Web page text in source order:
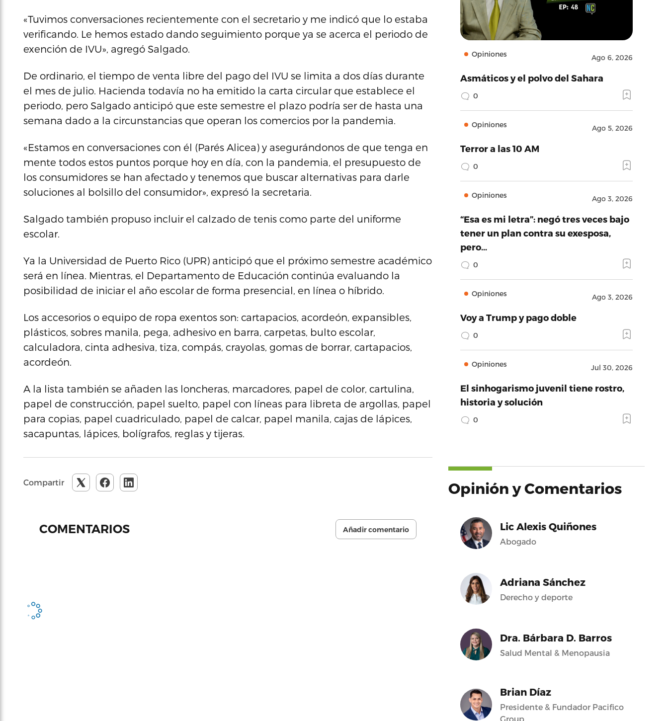
«Tuvimos conversaciones recientemente con el secretario y me indicó que lo estaba
verificando. Le hemos estado dando seguimiento porque ya se acerca el periodo de
exención de IVU», agregó Salgado.
De ordinario, el tiempo de venta libre del pago del IVU se limita a dos días durante
el mes de julio. Hacienda todavía no ha emitido la carta circular que establece el
periodo, pero Salgado anticipó que este semestre el plazo podría ser de hasta una
semana dado a la circunstancias que operan los comercios por la pandemia.
«Estamos en conversaciones con él (Parés Alicea) y asegurándonos de que tenga en
mente todos estos puntos porque hoy en día, con la pandemia, el presupuesto de
los consumidores se han afectado y tenemos que buscar alternativas para darle
soluciones al bolsillo del consumidor», expresó la secretaria.
Salgado también propuso incluir el calzado de tenis como parte del uniforme
escolar.
Ya la Universidad de Puerto Rico (UPR) anticipó que el próximo semestre académico
será en línea. Mientras, el Departamento de Educación continúa evaluando la
posibilidad de iniciar el año escolar de forma presencial, en línea o híbrido.
Los accesorios o equipo de ropa exentos son: cartapacios, acordeón, expansibles,
plásticos, sobres manila, pega, adhesivo en barra, carpetas, bulto escolar,
calculadora, cinta adhesiva, tiza, compás, crayolas, gomas de borrar, cartapacios,
acordeón.
A la lista también se añaden las loncheras, marcadores, papel de color, cartulina,
papel de construcción, papel suelto, papel con líneas para libreta de argollas, papel
para copias, papel cuadriculado, papel de calcar, papel manila, cajas de lápices,
sacapuntas, lápices, bolígrafos, reglas y tijeras.
Compartir
COMENTARIOS Añadir comentario
Opiniones Ago 6, 2026
Asmáticos y el polvo del Sahara
0
Opiniones Ago 5, 2026
Terror a las 10 AM
0
Opiniones Ago 3, 2026
“Esa es mi letra”: negó tres veces bajo
tener un plan contra su exesposa,
pero…
0
Opiniones Ago 3, 2026
Voy a Trump y pago doble
0
Opiniones Jul 30, 2026
El sinhogarismo juvenil tiene rostro,
historia y solución
0
Opinión y Comentarios
Lic Alexis Quiñones
Abogado
Adriana Sánchez
Derecho y deporte
Dra. Bárbara D. Barros
Salud Mental & Menopausia
Brian Díaz
Presidente & Fundador Pacifico
Group